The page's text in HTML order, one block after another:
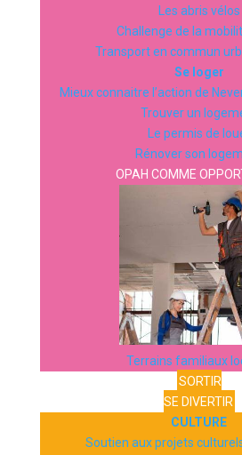
Les abris vélos
Challenge de la
Transport en commun
Se loger
Mieux connaitre l’action de
Trouver un
Le permis de
Rénover son
OPAH COMME
Terrains familiaux
SORTIR
SE DIVERTIR
CULTURE
Soutien aux projets